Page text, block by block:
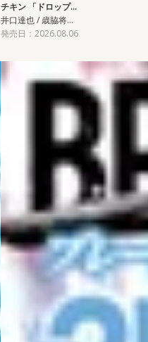
チキン 「ドロップ…
井口達也 / 歳脇将…
発売日：2026.08.06